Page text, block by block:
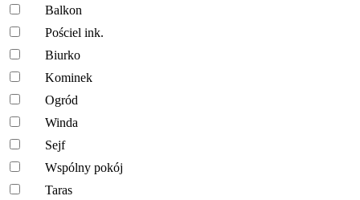
Balkon
Pościel ink.
Biurko
Kominek
Ogród
Winda
Sejf
Wspólny pokój
Taras